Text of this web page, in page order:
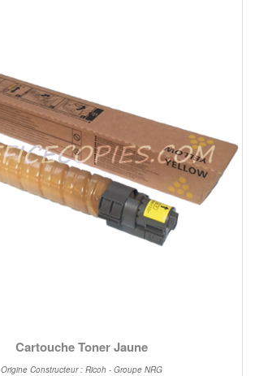
Cartouche Toner Jaune
Origine Constructeur : Ricoh - Groupe NRG